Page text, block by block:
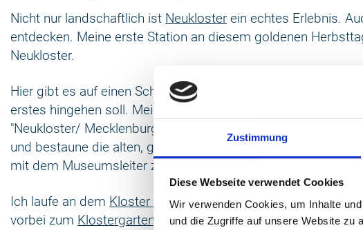
Zustimmung
Diese Webseite verwendet Cookies
Wir verwenden Cookies, um Inhalte
und die Zugriffe auf unsere Website zu
Nicht nur landschaftlich ist Neukloster ein echtes Erlebnis.
entdecken. Meine erste Station an diesem goldenen
Neukloster.
Hier gibt es auf einen Schlag viel zu sehen. Ich drehe mich
erstes hingehen soll. Meine Wahl fällt auf das kleine
"Neukloster/ Mecklenburg 1170 bis in die Gegenwart - Eine
und bestaune die alten, gut erhaltenen und liebevoll
mit dem Museumsleiter zieht es mich weiter.
Ich laufe an dem Kloster Sonnenkamp, zu dem die Kirche,
vorbei zum Klostergarten . In der Kirche der ehemaligen